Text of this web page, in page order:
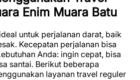
Enim Muara Batu
untuk perjalanan darat, baik
Kecepatan perjalanan bisa
Anda: ingin cepat, bisa
santai. Berikut beberapa
layanan travel reguler